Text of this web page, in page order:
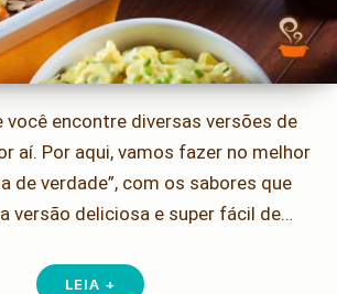
você encontre diversas versões de
aí. Por aqui, vamos fazer no melhor
de verdade”, com os sabores que
versão deliciosa e super fácil de…
LEIA +